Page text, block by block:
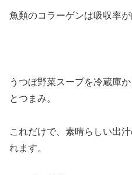
魚類のコラーゲンは吸収率
うつぼ野菜スープを冷蔵庫
とつまみ。
これだけで、素晴らしい出
れます。